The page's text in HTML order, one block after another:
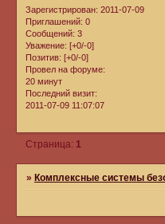
Зарегистрирован: 2011-07-09
Приглашений: 0
Сообщений: 3
Уважение: [+0/-0]
Позитив: [+0/-0]
Провел на форуме:
20 минут
Последний визит:
2011-07-09 11:07:07
Страница: 1
»Комплексные системы